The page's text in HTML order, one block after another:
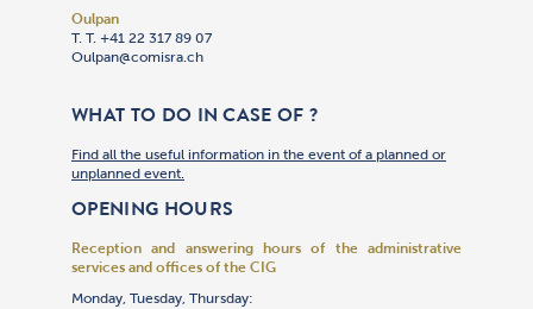
Oulpan
T. T. +41 22 317 89 07
Oulpan@comisra.ch
WHAT TO DO IN CASE OF ?
Find all the useful information in the event of a planned or
unplanned event.
OPENING HOURS
Reception and answering hours of the administrative
services and offices of the CIG
Monday, Tuesday, Thursday: